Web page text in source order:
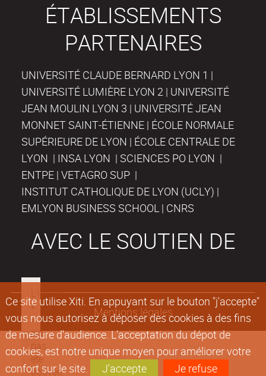
Ce site utilise Xiti. En appuyant sur le bouton "j'accepte"
vous nous autorisez à déposer des cookies à des fins
de mesure d'audience. L'acceptation du dépot de
cookies, est notre unique moyen pour améliorer votre
confort sur le site.
J'accepte Je refuse
ÉTABLISSEMENTS
PARTENAIRES
UNIVERSITÉ CLAUDE BERNARD LYON 1 |
UNIVERSITÉ LUMIÈRE LYON 2 | UNIVERSITÉ
JEAN MOULIN LYON 3 | UNIVERSITÉ JEAN
MONNET SAINT-ÉTIENNE | ÉCOLE NORMALE
SUPÉRIEURE DE LYON | ÉCOLE CENTRALE DE
LYON | INSA LYON | SCIENCES PO LYON |
ENTPE | VETAGRO SUP |
INSTITUT CATHOLIQUE DE LYON (UCLY) |
EMLYON BUSINESS SCHOOL | CNRS
AVEC LE SOUTIEN DE
Mentions légales